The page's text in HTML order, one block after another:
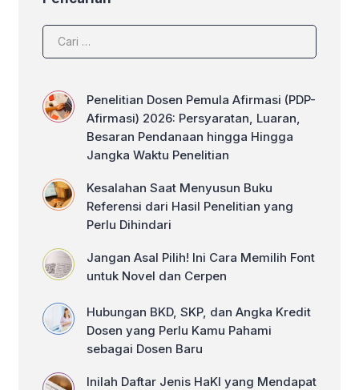
Penelitian Dosen Pemula Afirmasi (PDP-
Afirmasi) 2026: Persyaratan, Luaran,
Besaran Pendanaan hingga Hingga
Jangka Waktu Penelitian
Kesalahan Saat Menyusun Buku
Referensi dari Hasil Penelitian yang
Perlu Dihindari
Jangan Asal Pilih! Ini Cara Memilih Font
untuk Novel dan Cerpen
Hubungan BKD, SKP, dan Angka Kredit
Dosen yang Perlu Kamu Pahami
sebagai Dosen Baru
Inilah Daftar Jenis HaKI yang Mendapat